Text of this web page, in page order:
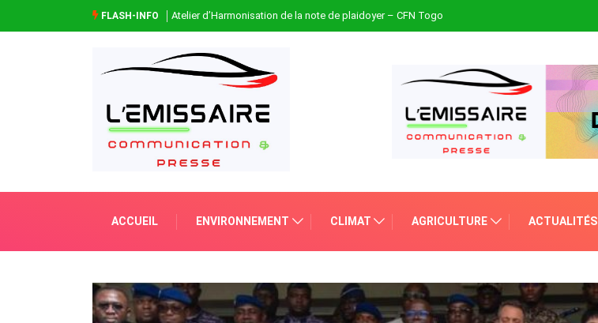
FLASH-INFO Atelier d’Harmonisation de la note de plaidoyer – CFN Togo
ACCUEIL ENVIRONNEMENT CLIMAT AGRICULTURE ACTUALITÉS